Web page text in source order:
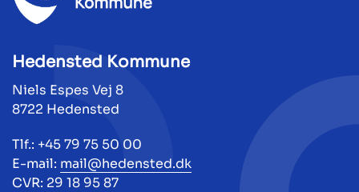
Hedensted Kommune
Niels Espes Vej 8
8722 Hedensted
Tlf.: +45 79 75 50 00
E-mail: mail@hedensted.dk
CVR: 29 18 95 87